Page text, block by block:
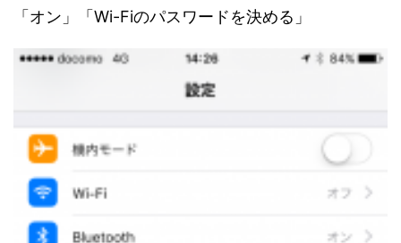
「オン」「Wi-Fiのパスワードを決める」